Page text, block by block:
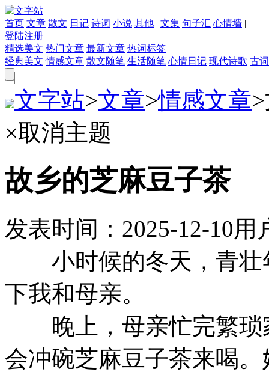
首页 文章 散文 日记 诗词 小说 其他 | 文集 句子汇 心情墙 |
登陆注册
精选美文 热门文章 最新文章 热词标签
经典美文 情感文章 散文随笔 生活随笔 心情日记 现代诗歌 古
文字站>文章>情感文章>
×取消主题
故乡的芝麻豆子茶
发表时间： 2025-12-10用
小时候的冬天，青壮
下我和母亲。
晚上，母亲忙完繁琐
会冲碗芝麻豆子茶来喝